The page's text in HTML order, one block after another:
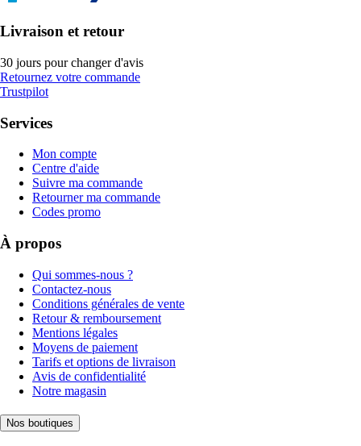
Livraison et retour
30 jours pour changer d'avis
Retournez votre commande
Trustpilot
Services
Mon compte
Centre d'aide
Suivre ma commande
Retourner ma commande
Codes promo
À propos
Qui sommes-nous ?
Contactez-nous
Conditions générales de vente
Retour & remboursement
Mentions légales
Moyens de paiement
Tarifs et options de livraison
Avis de confidentialité
Notre magasin
Nos boutiques